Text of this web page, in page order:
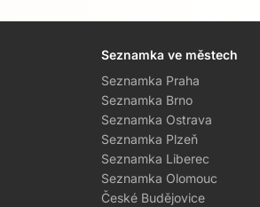
Seznamka ve městech
Seznamka Praha
Seznamka Brno
Seznamka Ostrava
Seznamka Plzeň
Seznamka Liberec
Seznamka Olomouc
České Budějovice